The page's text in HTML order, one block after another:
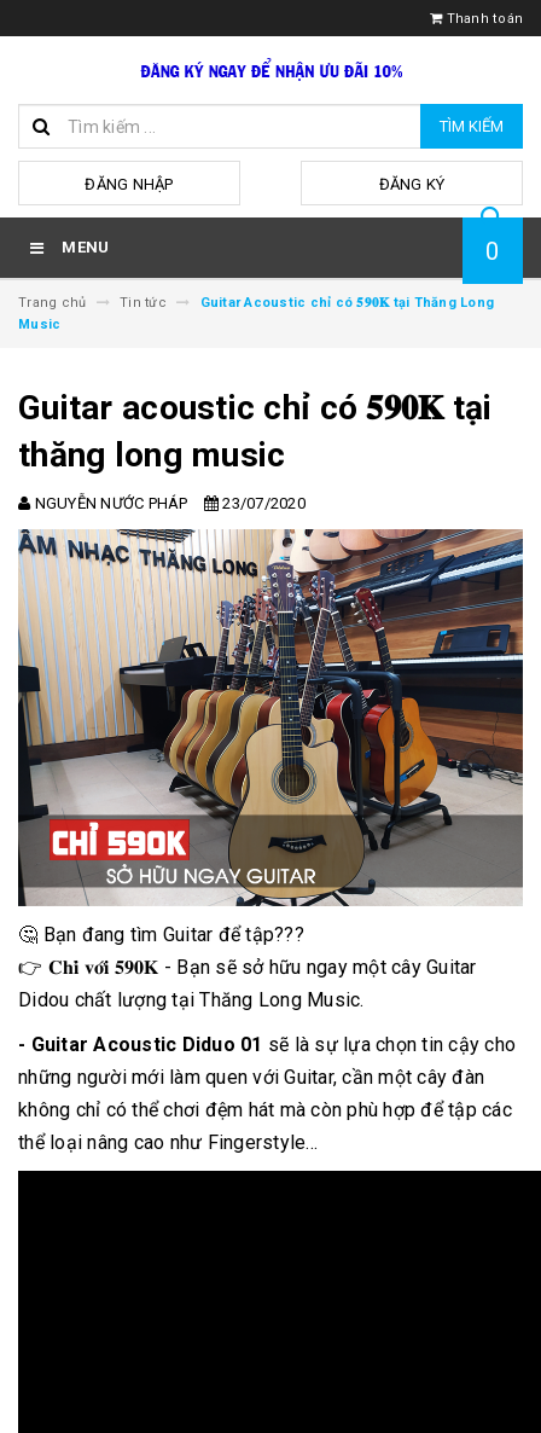
Thanh toán
TÌM KIẾM
ĐĂNG NHẬP ĐĂNG KÝ
MENU 0
Trang chủ Tin tức
Guitar Acoustic chỉ có 𝟓𝟗𝟎𝐊 tại Thăng Long
Music
Guitar acoustic chỉ có 𝟓𝟗𝟎𝐊 tại
thăng long music
NGUYỄN NƯỚC PHÁP 23/07/2020
🤔 Bạn đang tìm Guitar để tập???
👉 𝐂𝐡𝐢̉ 𝐯𝐨̛́𝐢 𝟓𝟗𝟎𝐊 - Bạn sẽ sở hữu ngay một cây Guitar
Didou chất lượng tại Thăng Long Music.
- Guitar Acoustic Diduo 01 sẽ là sự lựa chọn tin cậy cho
những người mới làm quen với Guitar, cần một cây đàn
không chỉ có thể chơi đệm hát mà còn phù hợp để tập các
thể loại nâng cao như Fingerstyle...